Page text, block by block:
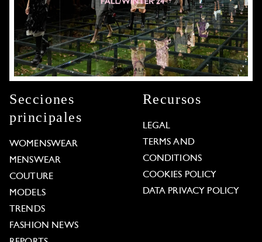
Secciones
principales
WOMENSWEAR
MENSWEAR
COUTURE
MODELS
TRENDS
FASHION NEWS
Recursos
LEGAL
TERMS AND
CONDITIONS
COOKIES POLICY
DATA PRIVACY POLICY